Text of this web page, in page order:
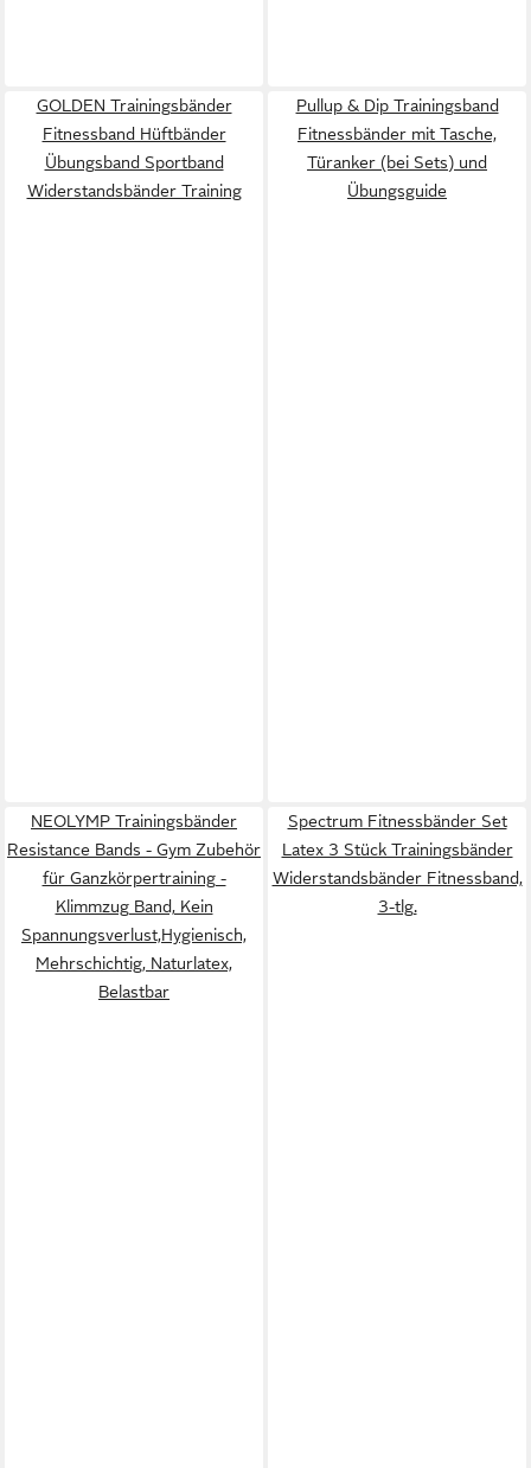
GOLDEN Trainingsbänder
Fitnessband Hüftbänder
Übungsband Sportband
Widerstandsbänder Training
Pullup & Dip Trainingsband
Fitnessbänder mit Tasche,
Türanker (bei Sets) und
Übungsguide
NEOLYMP Trainingsbänder
Resistance Bands - Gym Zubehör
für Ganzkörpertraining -
Klimmzug Band, Kein
Spannungsverlust,Hygienisch,
Mehrschichtig, Naturlatex,
Belastbar
Spectrum Fitnessbänder Set
Latex 3 Stück Trainingsbänder
Widerstandsbänder Fitnessband,
3-tlg.